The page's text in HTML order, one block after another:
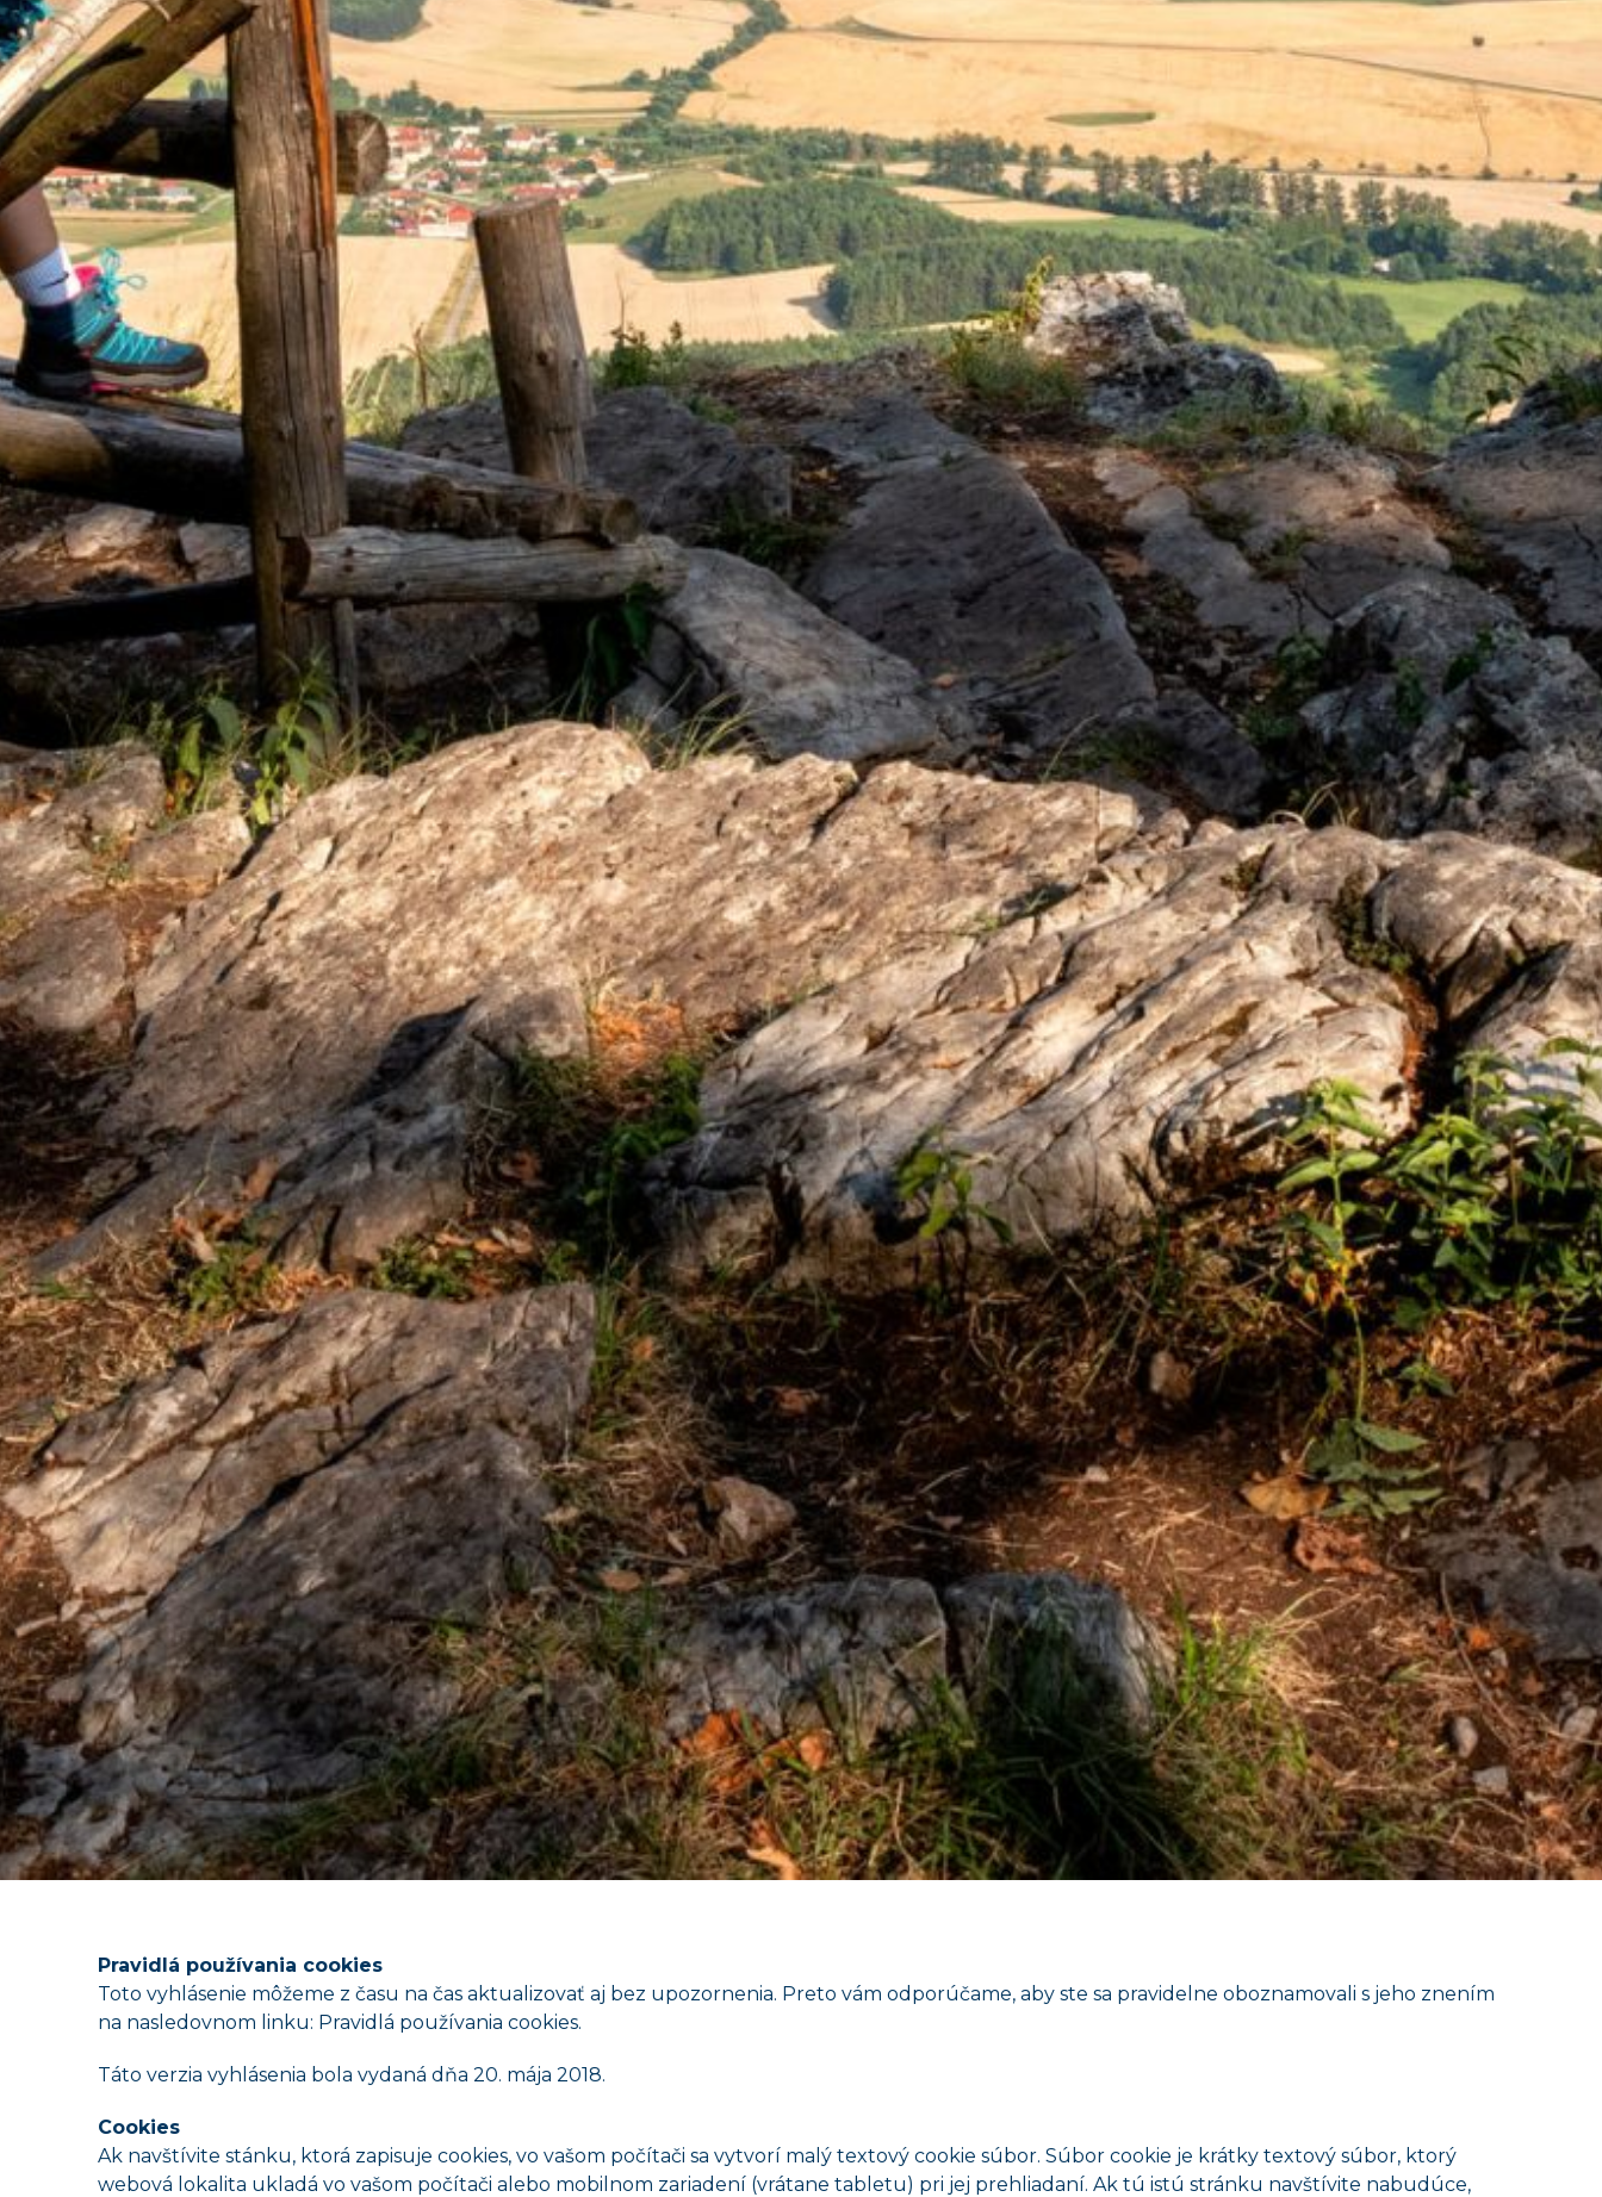
Pravidlá používania cookies
Toto vyhlásenie môžeme z času na čas aktualizovať aj bez upozornenia. Preto vám odporúčame, aby ste sa pravidelne oboznamovali s jeho znením
na nasledovnom linku: Pravidlá používania cookies.
Táto verzia vyhlásenia bola vydaná dňa 20. mája 2018.
Cookies
Ak navštívite stánku, ktorá zapisuje cookies, vo vašom počítači sa vytvorí malý textový cookie súbor. Súbor cookie je krátky textový súbor, ktorý
webová lokalita ukladá vo vašom počítači alebo mobilnom zariadení (vrátane tabletu) pri jej prehliadaní. Ak tú istú stránku navštívite nabudúce,
Dobrý deň, hľadáte tip na výlet,